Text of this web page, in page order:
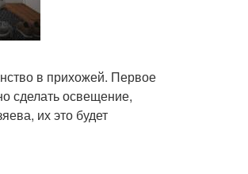
в прихожей. Первое
сделать освещение,
их это будет